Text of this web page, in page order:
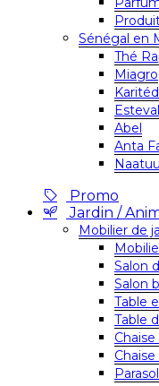
Sénégal en
Thé
Miagro
Esteval
Abel
Anta
Naatuu
Promo
Jardin /
Mobilier de
Salon
Salon
Table
Table